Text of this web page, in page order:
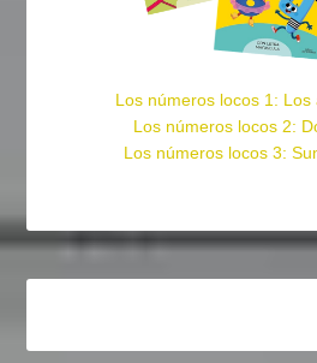
Los números locos 1: Los
Los números locos 2:
Los números locos 3: